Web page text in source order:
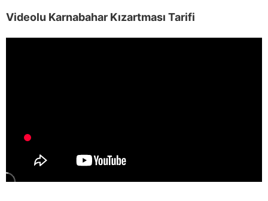
Videolu Karnabahar Kızartması Tarifi